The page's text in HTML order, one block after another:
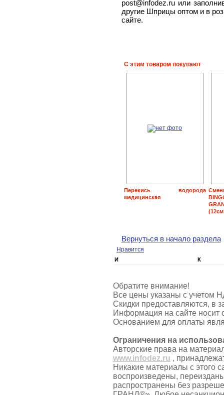
post@infodez.ru или
другие Шприцы оптом и в
сайте.
С этим товаром покупают
Перекись водорода
медицинская
Вернуться в начало раздела
Нравится
И К
Обратите внимание!
Все цены указаны с учетом
Скидки предоставляются, в
Информация на сайте носит
Основанием для оплаты
Ограничения на
Авторские права на
www.infodez.ru ,
Никакие материалы с этого
воспроизведены,
распространены без